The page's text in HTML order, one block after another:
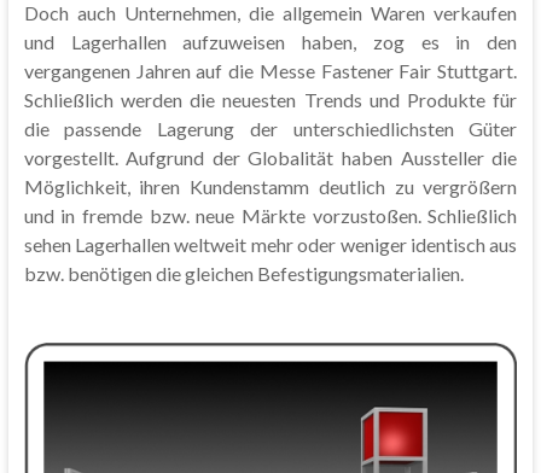
Doch auch Unternehmen, die allgemein Waren verkaufen
und Lagerhallen aufzuweisen haben, zog es in den
vergangenen Jahren auf die Messe Fastener Fair Stuttgart.
Schließlich werden die neuesten Trends und Produkte für
die passende Lagerung der unterschiedlichsten Güter
vorgestellt. Aufgrund der Globalität haben Aussteller die
Möglichkeit, ihren Kundenstamm deutlich zu vergrößern
und in fremde bzw. neue Märkte vorzustoßen. Schließlich
sehen Lagerhallen weltweit mehr oder weniger identisch aus
bzw. benötigen die gleichen Befestigungsmaterialien.